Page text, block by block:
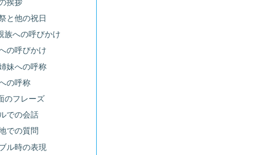
と他の祝日
族への呼びかけ
の呼びかけ
妹への呼称
の呼称
のフレーズ
での会話
での質問
ル時の表現